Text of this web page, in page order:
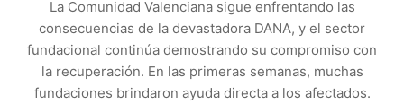
La Comunidad Valenciana sigue enfrentando las
consecuencias de la devastadora DANA, y el sector
fundacional continúa demostrando su compromiso con
la recuperación. En las primeras semanas, muchas
fundaciones brindaron ayuda directa a los afectados.